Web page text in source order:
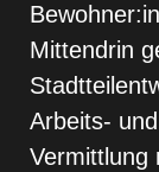
Mittendrin
Arbeits-
Vermittlung